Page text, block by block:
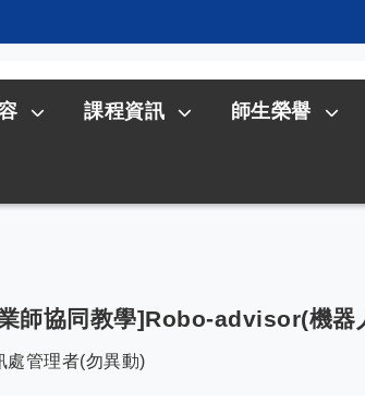
課程資訊 師生榮譽
師協同教學]Robo-advisor(機器
處管理者(勿異動)